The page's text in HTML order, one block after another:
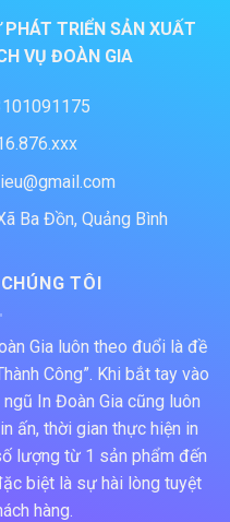
TRIỂN SẢN XUẤT
VỤ ĐOÀN GIA
Ba Đồn, Quảng Bình
TÔI
Gia luôn theo đuổi là đề
Công”. Khi bắt tay vào
In Đoàn Gia cũng luôn
ấn, thời gian thực hiện in
lượng từ 1 sản phẩm đến
biệt là sự hài lòng tuyệt
hàng.